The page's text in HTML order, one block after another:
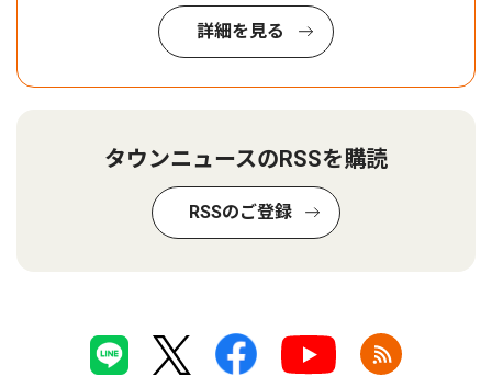
詳細を見る
タウンニュースのRSSを購読
RSSのご登録